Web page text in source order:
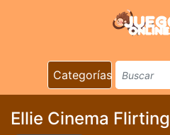
Categorías
Ellie Cinema Flirting